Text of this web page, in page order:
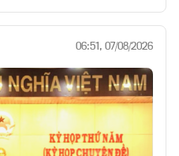
06:51, 07/08/2026